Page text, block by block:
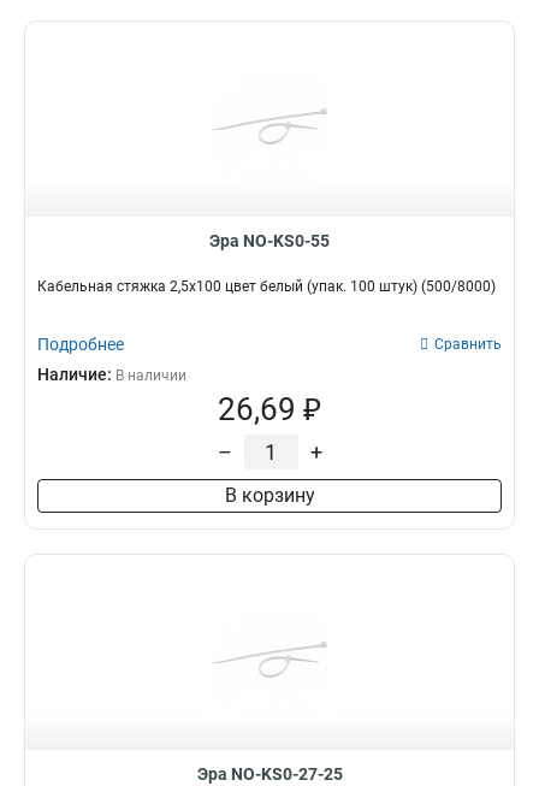
Эра NO-KS0-55
Кабельная стяжка 2,5х100 цвет белый (упак. 100 штук) (500/8000)
Подробнее Сравнить
Наличие: В наличии
26,69 ₽
– +
В корзину
Эра NO-KS0-27-25